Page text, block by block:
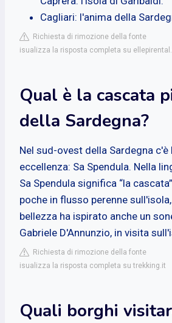
Cagliari: l'anima della
Richiesta di rimozione della fonte
isualizza la risposta completa su
Qual è la cascata
della Sardegna?
Nel sud-ovest della Sardegna
eccellenza: Sa Spendula. Nella
Sa Spendula significa “la
poche in flusso perenne
bellezza ha ispirato anche un
Gabriele D'Annunzio, in visita
Richiesta di rimozione della fonte
isualizza la risposta completa su trekking.it
Quali borghi